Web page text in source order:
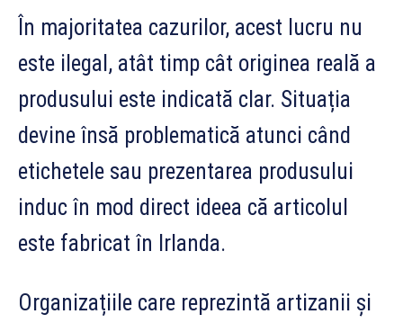
În majoritatea cazurilor, acest lucru nu
este ilegal, atât timp cât originea reală a
produsului este indicată clar. Situația
devine însă problematică atunci când
etichetele sau prezentarea produsului
induc în mod direct ideea că articolul
este fabricat în Irlanda.
Organizațiile care reprezintă artizanii și